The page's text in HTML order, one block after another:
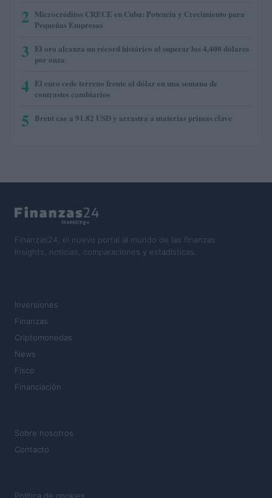
2 Microcréditos CRECE en Cuba: Potencia y Crecimiento para
Pequeñas Empresas
3 El oro alcanza un récord histórico al superar los 4.400 dólares
por onza
4 El euro cede terreno frente al dólar en una semana de
contrastes cambiarios
5 Brent cae a 91.82 USD y arrastra a materias primas clave
Finanzas24, el nuevo portal al mundo de las finanzas.
Insights, noticias, comparaciones y estadísticas.
Inversiones
Finanzas
Criptomonedas
News
Fisco
Financiación
Sobre nosotros
Contacto
Política de cookies